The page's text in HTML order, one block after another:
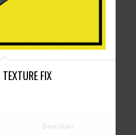
FIX
Descrição